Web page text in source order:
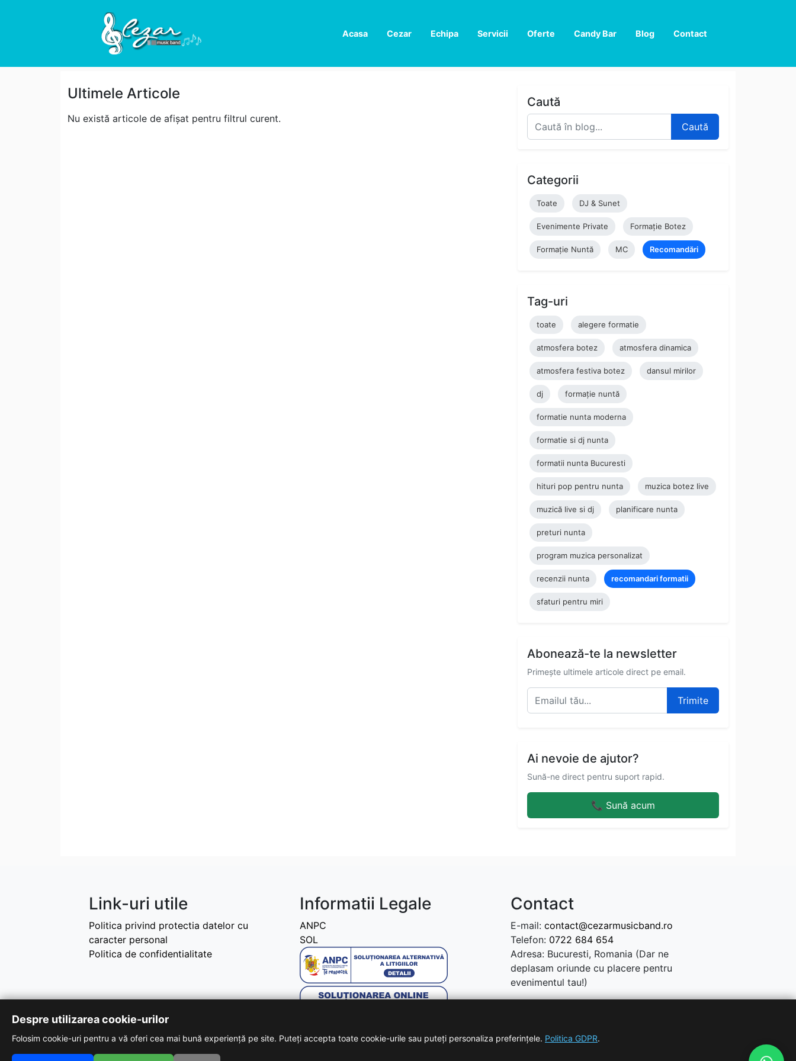
Acasa Cezar Echipa Servicii Oferte Candy Bar Blog Contact
Ultimele Articole
Nu există articole de afișat pentru filtrul curent.
Caută
Caută
Categorii
Toate DJ & Sunet
Evenimente Private Formație Botez
Formație Nuntă MC Recomandări
Tag-uri
toate alegere formatie
atmosfera botez atmosfera dinamica
atmosfera festiva botez dansul mirilor
dj formație nuntă
formatie nunta moderna
formatie si dj nunta
formatii nunta Bucuresti
hituri pop pentru nunta muzica botez live
muzică live si dj planificare nunta
preturi nunta
program muzica personalizat
recenzii nunta recomandari formatii
sfaturi pentru miri
Abonează-te la newsletter
Primește ultimele articole direct pe email.
Trimite
Ai nevoie de ajutor?
Sună-ne direct pentru suport rapid.
📞 Sună acum
Link-uri utile
Politica privind protectia datelor cu
caracter personal
Politica de confidentialitate
Informatii Legale
ANPC
SOL
Contact
E-mail: contact@cezarmusicband.ro
Telefon: 0722 684 654
Adresa: Bucuresti, Romania (Dar ne
deplasam oriunde cu placere pentru
evenimentul tau!)
Despre utilizarea cookie-urilor
Folosim cookie-uri pentru a vă oferi cea mai bună experiență pe site. Puteți accepta toate cookie-urile sau puteți personaliza preferințele. Politica GDPR.